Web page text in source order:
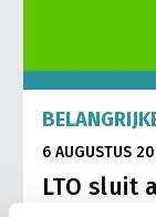
6 AUGUSTUS
LTO sluit